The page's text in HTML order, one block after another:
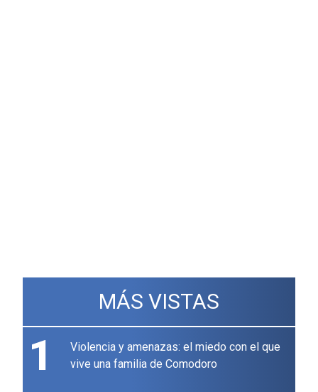
MÁS VISTAS
1
Violencia y amenazas: el miedo con el que
vive una familia de Comodoro